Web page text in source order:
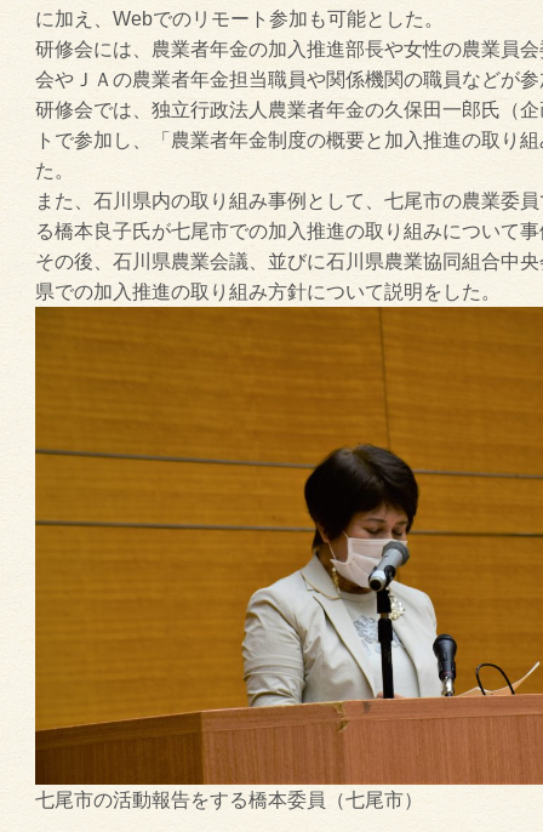
に加え、Webでのリモート参加も可能とした。
研修会には、農業者年金の加入推進部長や女性の農業員
会やＪＡの農業者年金担当職員や関係機関の職員などが
研修会では、独立行政法人農業者年金の久保田一郎氏（
トで参加し、「農業者年金制度の概要と加入推進の取り
た。
また、石川県内の取り組み事例として、七尾市の農業委
る橋本良子氏が七尾市での加入推進の取り組みについて
その後、石川県農業会議、並びに石川県農業協同組合中
県での加入推進の取り組み方針について説明をした。
七尾市の活動報告をする橋本委員（七尾市）